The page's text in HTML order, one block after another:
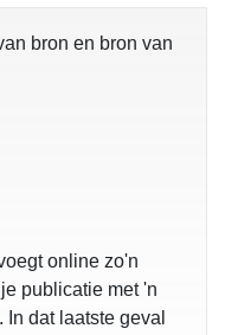
bron en bron van
online zo'n
publicatie met 'n
dat laatste geval